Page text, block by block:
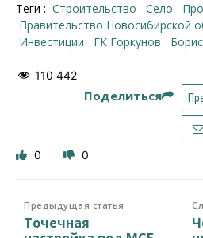
Теги : строительство село
правительство Новосибирской
инвестиции
ГК Горкунов
110 442
Поделиться
0 0
Предыдущая статья
Точечная